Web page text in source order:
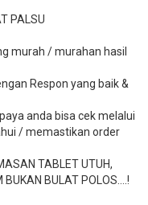
PALSU
murah / murahan hasil
Respon yang baik &
anda bisa cek melalui
/ memastikan order
TABLET UTUH,
BUKAN BULAT POLOS….!